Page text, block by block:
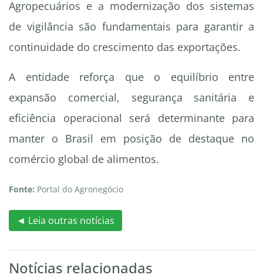
Agropecuários e a modernização dos sistemas
de vigilância são fundamentais para garantir a
continuidade do crescimento das exportações.
A entidade reforça que o equilíbrio entre
expansão comercial, segurança sanitária e
eficiência operacional será determinante para
manter o Brasil em posição de destaque no
comércio global de alimentos.
Fonte: Portal do Agronegócio
◄ Leia outras notícias
Notícias relacionadas